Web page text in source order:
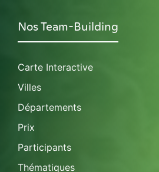
Nos Team-Building
Carte Interactive
Villes
Départements
Prix
Participants
Thématiques